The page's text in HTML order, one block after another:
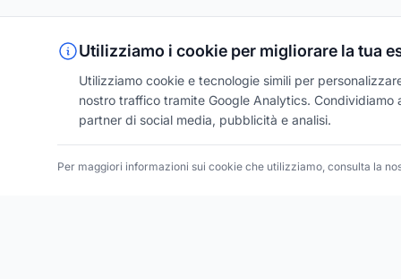
Utilizziamo i cookie per migliorare la tua
Utilizziamo cookie e tecnologie simili per
nostro traffico tramite Google Analytics.
partner di social media, pubblicità e analisi.
Per maggiori informazioni sui cookie che utilizziamo, consulta la